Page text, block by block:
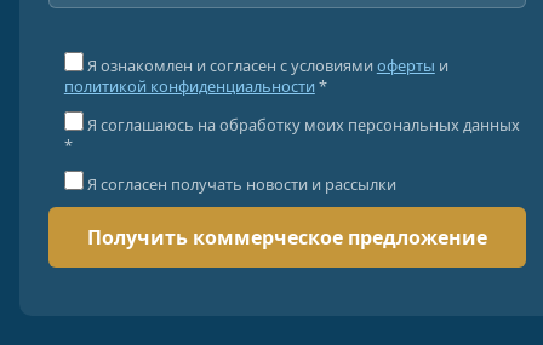
Я ознакомлен и согласен с условиями оферты и
политикой конфиденциальности *
Я соглашаюсь на обработку моих персональных данных
*
Я согласен получать новости и рассылки